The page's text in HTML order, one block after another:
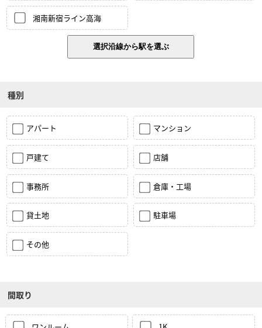
湘南新宿ライン高海
種別
アパート マンション
戸建て 店舗
事務所 倉庫・工場
貸土地 駐車場
その他
間取り